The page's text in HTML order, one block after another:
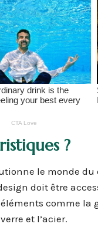
?
le monde
doit être
comme la
et l’acier.